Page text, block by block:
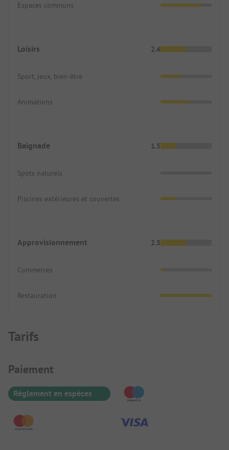
Espaces communs
Loisirs 2.4
Sport, jeux, bien-être
Animations
Baignade 1.5
Spots naturels
Piscines extérieures et couvertes
Approvisionnement 2.5
Commerces
Restauration
Tarifs
Informations de paiement
Paiement
Règlement en espèces